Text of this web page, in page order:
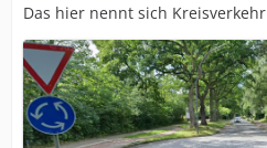
https://www.google.com/
SoASAFQAw%3D%3D
Es gibt Fahrradfahrer*innen,
der Fahrbahn entgegen der
Andere steigen dazu ab und
Das hier nennt sich